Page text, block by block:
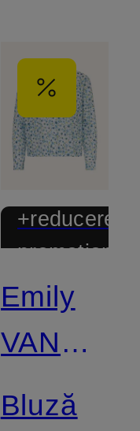
+reducere
Emily
VAN
DEN
Bluză